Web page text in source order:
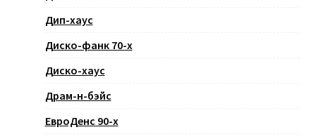
Дип-хаус
Диско-фанк 70-х
Диско-хаус
Драм-н-бэйс
ЕвроДенс 90-х